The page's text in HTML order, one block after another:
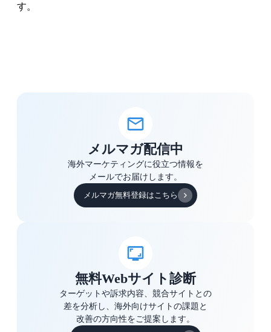
す。
メルマガ配信中
海外マーケティングに役立つ情報を
メールでお届けします。
メルマガ無料登録はこちら
無料Webサイト診断
ターゲットや訴求内容、競合サイトとの
差を分析し、海外向けサイトの課題と
改善の方向性をご提案します。